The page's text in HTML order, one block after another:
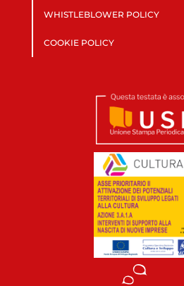
WHISTLEBLOWER POLICY
COOKIE POLICY